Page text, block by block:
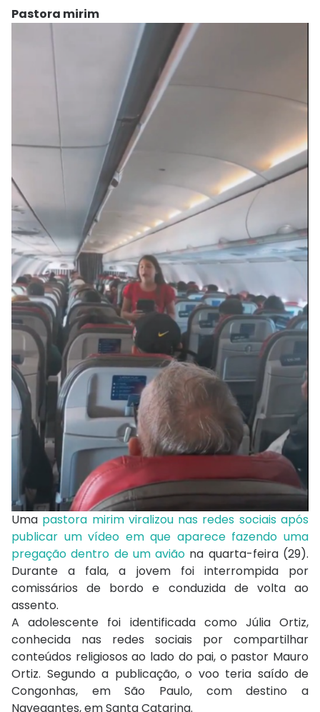
Pastora mirim
Uma pastora mirim viralizou nas redes sociais após
publicar um vídeo em que aparece fazendo uma
pregação dentro de um avião na quarta-feira (29).
Durante a fala, a jovem foi interrompida por
comissários de bordo e conduzida de volta ao
assento.
A adolescente foi identificada como Júlia Ortiz,
conhecida nas redes sociais por compartilhar
conteúdos religiosos ao lado do pai, o pastor Mauro
Ortiz. Segundo a publicação, o voo teria saído de
Congonhas, em São Paulo, com destino a
Navegantes, em Santa Catarina.